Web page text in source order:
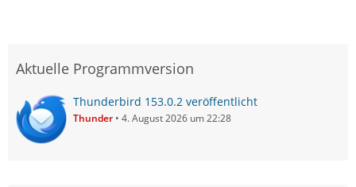
Aktuelle Programmversion
Thunderbird 153.0.2 veröffentlicht
Thunder 4. August 2026 um 22:28